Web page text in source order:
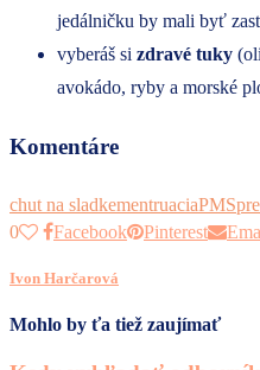
jedálničku by mali byť
vyberáš si zdravé tuky
avokádo, ryby a morské
Komentáre
chut na sladkementruaciaPMS
0
Facebook Pinterest
Ivon Harčarová
Mohlo by ťa tiež zaujímať